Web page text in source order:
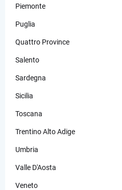
Piemonte
Puglia
Quattro Province
Salento
Sardegna
Sicilia
Toscana
Trentino Alto Adige
Umbria
Valle D'Aosta
Veneto